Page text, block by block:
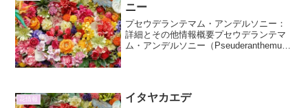
ニー
プセウデランテマム・アンデルソニー：
詳細とその他情報概要プセウデランテマ
ム・アンデルソニー（Pseuderanthemum
花情報 イタヤカエデ